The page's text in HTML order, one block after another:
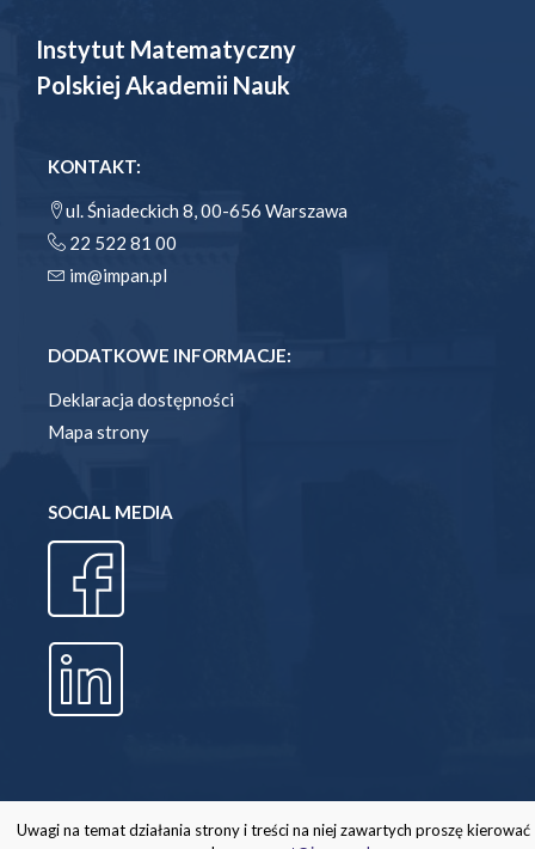
Instytut Matematyczny
Polskiej Akademii Nauk
KONTAKT:
ul. Śniadeckich 8, 00-656 Warszawa
22 522 81 00
im@impan.pl
DODATKOWE INFORMACJE:
Deklaracja dostępności
Mapa strony
SOCIAL MEDIA
Uwagi na temat działania strony i treści na niej zawartych proszę kierować